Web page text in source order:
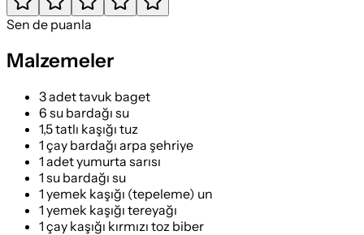
Sen de puanla
Malzemeler
3 adet tavuk baget
6 su bardağı su
1,5 tatlı kaşığı tuz
1 çay bardağı arpa şehriye
1 adet yumurta sarısı
1 su bardağı su
1 yemek kaşığı (tepeleme) un
1 yemek kaşığı tereyağı
1 çay kaşığı kırmızı toz biber